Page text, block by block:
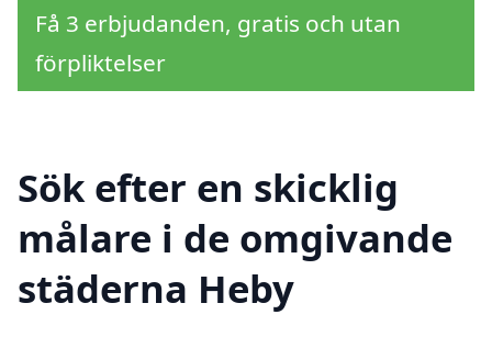
Få 3 erbjudanden, gratis och utan
förpliktelser
Sök efter en skicklig
målare i de omgivande
städerna Heby